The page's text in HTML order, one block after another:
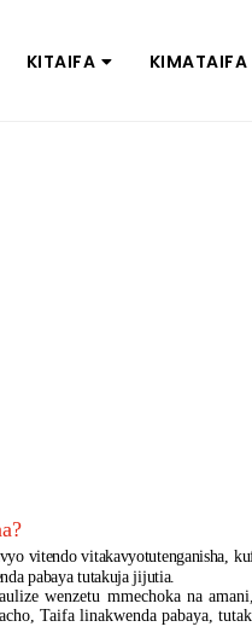
KITAIFA KIMATAIFA
vitendo vitakavyotutenganisha,
pabaya tutakuja jijutia.
wenzetu mmechoka na
Taifa linakwenda pabaya,